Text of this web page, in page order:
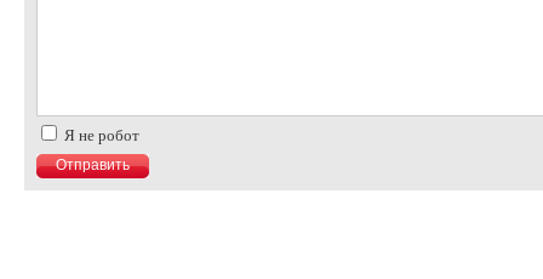
Я не робот